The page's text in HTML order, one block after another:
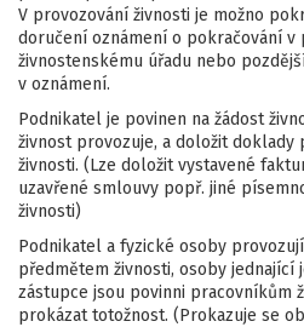
V provozování živnosti je možno
doručení oznámení o pokračování v
živnostenskému úřadu nebo
v oznámení.
Podnikatel je povinen na žádost
živnost provozuje, a doložit
živnosti. (Lze doložit vystavené
uzavřené smlouvy popř. jiné
živnosti)
Podnikatel a fyzické osoby
předmětem živnosti, osoby jednající
zástupce jsou povinni pracovníkům
prokázat totožnost. (Prokazuje se